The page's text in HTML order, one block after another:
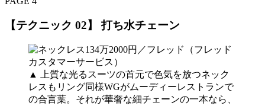
【テクニック 02】 打ち水チェーン
▲ 上質な光るスーツの首元で色気を放つネック
レスもリング同様WGがムーディーレストランで
の合言葉。それが華奢な細チェーンの一本なら、